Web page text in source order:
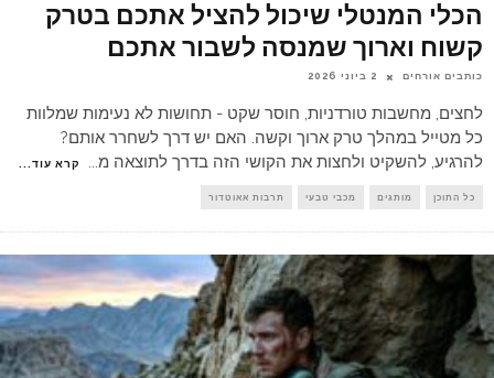
הכלי המנטלי שיכול להציל אתכם בטרק
קשוח וארוך שמנסה לשבור אתכם
כותבים אורחים 2 ביוני 2026
לחצים, מחשבות טורדניות, חוסר שקט - תחושות לא נעימות שמלוות
כל מטייל במהלך טרק ארוך וקשה. האם יש דרך לשחרר אותם?
להרגיע, להשקיט ולחצות את הקושי הזה בדרך לתוצאה מ
קרא עוד...
כל התוכן מותגים מכבי טבעי תרבות אאוטדור